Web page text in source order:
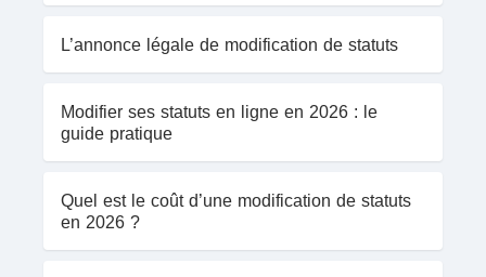
L’annonce légale de modification de statuts
Modifier ses statuts en ligne en 2026 : le
guide pratique
Quel est le coût d’une modification de statuts
en 2026 ?